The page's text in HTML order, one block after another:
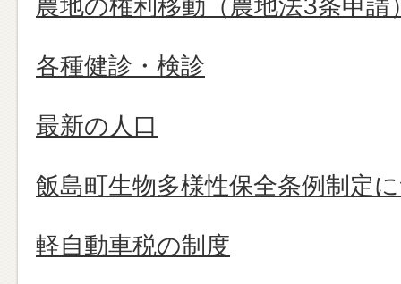
農地の権利移動（農地法3条申請
各種健診・検診
最新の人口
飯島町生物多様性保全条例制定
軽自動車税の制度